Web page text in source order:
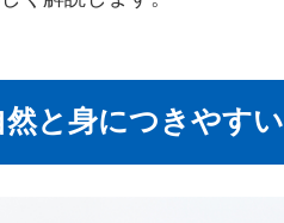
然と身につきやすい